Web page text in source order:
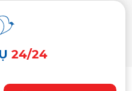
24/24